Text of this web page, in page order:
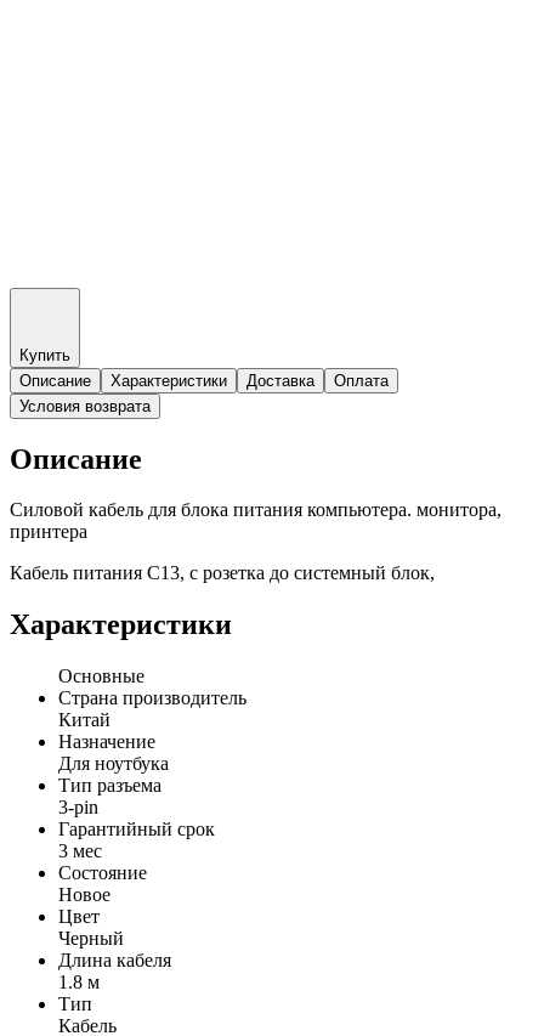
Купить
Описание
Характеристики Доставка
Оплата
Условия возврата
Описание
Силовой кабель для блока питания компьютера. монитора,
принтера
Кабель питания C13, с розетка до системный блок,
Характеристики
Основные
Страна производитель
Китай
Назначение
Для ноутбука
Тип разъема
3-pin
Гарантийный срок
3 мес
Состояние
Новое
Цвет
Черный
Длина кабеля
1.8 м
Тип
Кабель